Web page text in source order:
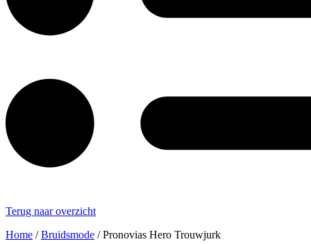
Terug naar overzicht
Home /Bruidsmode /Pronovias Hero Trouwjurk